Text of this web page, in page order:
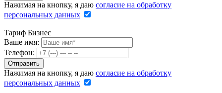
Нажимая на кнопку, я даю согласие на обработку
персональных данных
Тариф Бизнес
Ваше имя:
Телефон:
Нажимая на кнопку, я даю согласие на обработку
персональных данных